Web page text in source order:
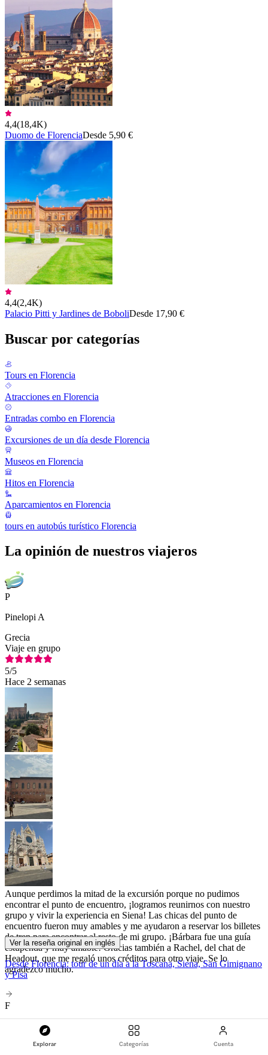
Explorar Categorías Cuenta
4,4(18,4K)
Duomo de FlorenciaDesde 5,90 €
4,4(2,4K)
Palacio Pitti y Jardines de BoboliDesde 17,90 €
Buscar por categorías
Tours en Florencia
Atracciones en Florencia
Entradas combo en Florencia
Excursiones de un día desde Florencia
Museos en Florencia
Hitos en Florencia
Aparcamientos en Florencia
tours en autobús turístico Florencia
La opinión de nuestros viajeros
P
Pinelopi A
Grecia
Viaje en grupo
5/5
Hace 2 semanas
Aunque perdimos la mitad de la excursión porque no pudimos
encontrar el punto de encuentro, ¡logramos reunirnos con nuestro
grupo y vivir la experiencia en Siena! Las chicas del punto de
encuentro fueron muy amables y me ayudaron a reservar los billetes
de tren para encontrar al resto de mi grupo. ¡Bárbara fue una guía
estupenda y muy amable! Gracias también a Rachel, del chat de
Headout, que me regaló unos créditos para otro viaje. Se lo
agradezco mucho.
Ver la reseña original en inglés
Desde Florencia: tour de un día a la Toscana, Siena, San Gimignano
y Pisa
F
Fabrizio T